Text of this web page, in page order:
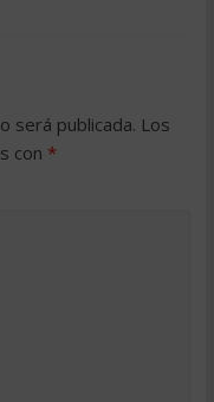
será publicada. Los
con *